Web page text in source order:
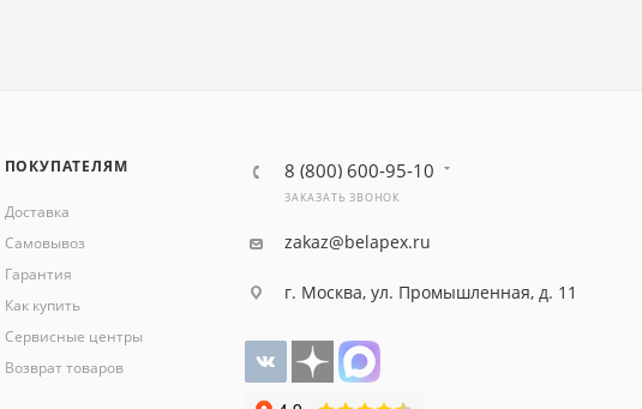
ПОКУПАТЕЛЯМ
Доставка
Самовывоз
Гарантия
Как купить
Сервисные центры
Возврат товаров
8 (800) 600-95-10
ЗАКАЗАТЬ ЗВОНОК
zakaz@belapex.ru
г. Москва, ул. Промышленная, д. 11